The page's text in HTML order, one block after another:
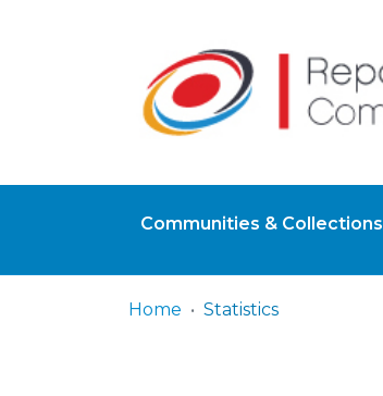
Communities & Collections
Home Statistics